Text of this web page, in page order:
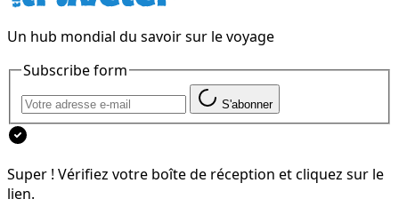
Un hub mondial du savoir sur le voyage
Subscribe form
S'abonner
Super ! Vérifiez votre boîte de réception et cliquez sur le
lien.